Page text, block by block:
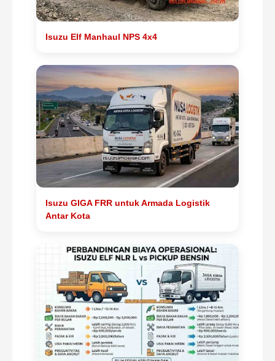
Isuzu Elf Manhaul NPS 4x4
Isuzu GIGA FRR untuk Armada Logistik
Antar Kota